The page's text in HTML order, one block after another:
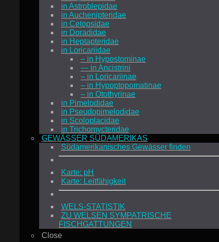
in Astroblepidae
in Auchenipteridae
in Cetopsidae
in Doradidae
in Heptapteridae
in Loricariidae
– in Hypostominae
— in Ancistrini
– in Loricariinae
– in Hypoptopomatinae
– in Otothyrinae
in Pimelodidae
in Pseudopimelodidae
in Scoloplacidae
in Trichomycteridae
GEWÄSSER SÜDAMERIKAS
Südamerikanisches Gewässer finden
Karte: pH
Karte: Leitfähigkeit
WELS-STATISTIK
ZU WELSEN SYMPATRISCHE
FISCHGATTUNGEN
Close